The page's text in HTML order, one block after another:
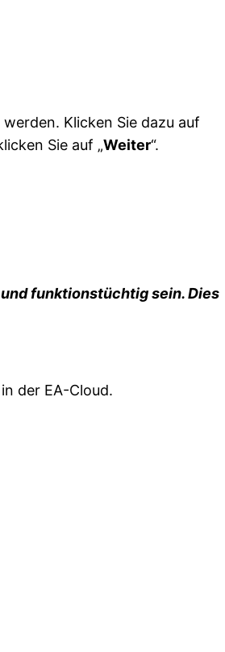
Klicken Sie dazu auf
Sie auf „Weiter“.
funktionstüchtig sein. Dies
der EA-Cloud.